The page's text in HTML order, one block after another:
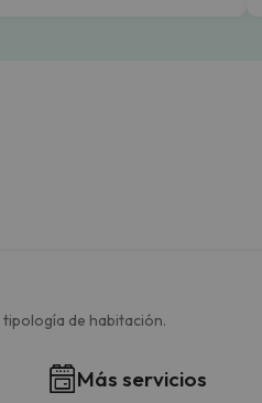
de habitación.
Más servicios